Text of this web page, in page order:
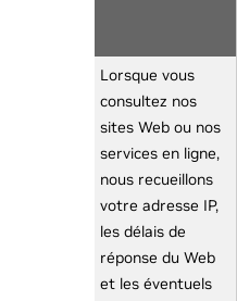
Lorsque vous
consultez nos
sites Web ou nos
services en ligne,
nous recueillons
votre adresse IP,
les délais de
réponse du Web
et les éventuels